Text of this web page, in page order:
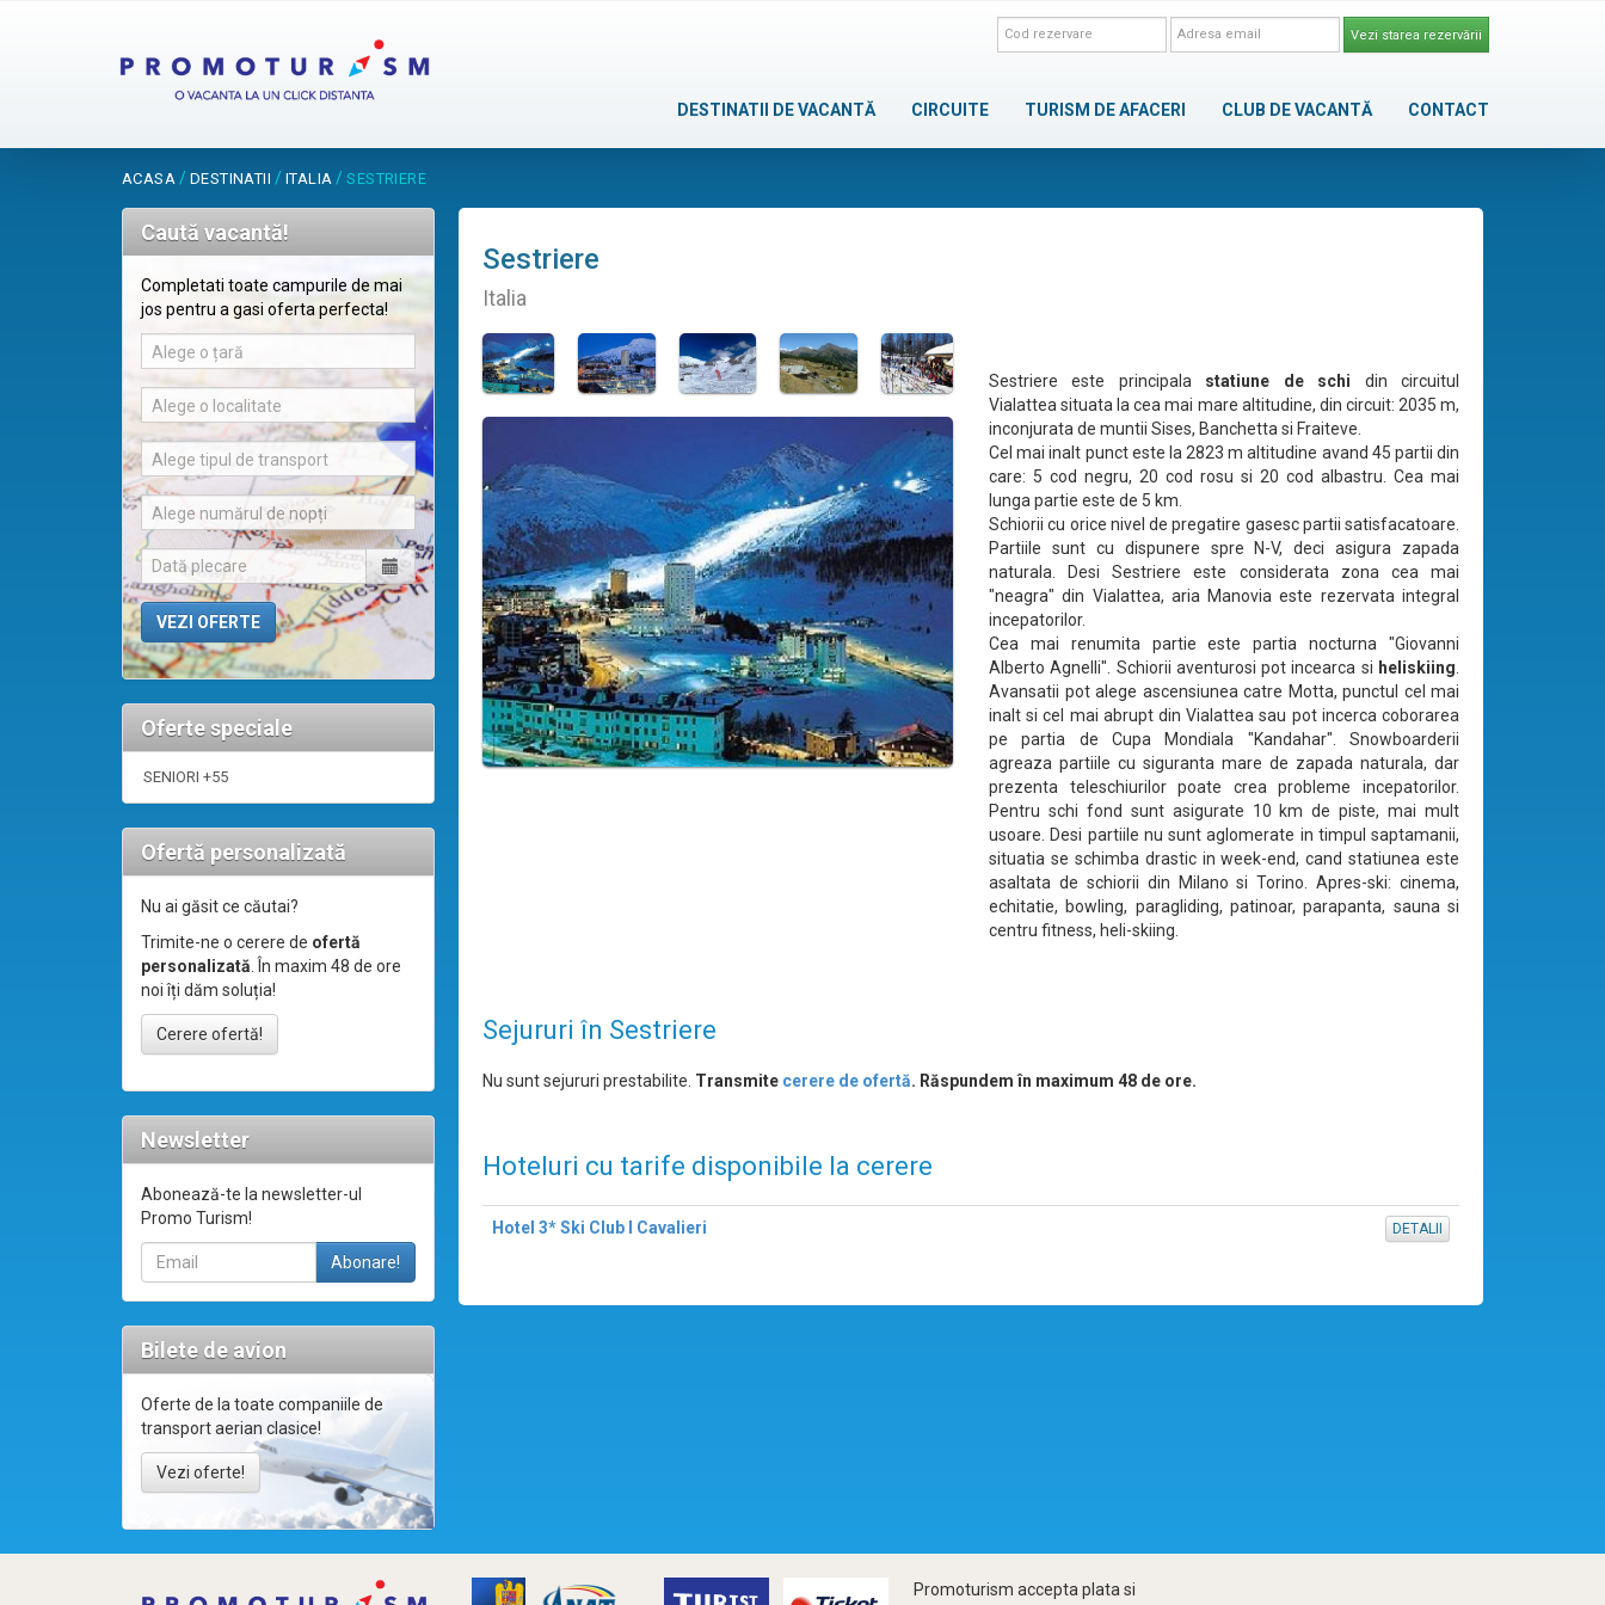
Vezi starea rezervării
DESTINATII DE VACANTĂ CIRCUITE TURISM DE AFACERI CLUB DE VACANTĂ CONTACT
ACASA / DESTINATII / ITALIA /SESTRIERE
Caută vacantă!
Completati toate campurile de mai
jos pentru a gasi oferta perfecta!
Alege o țară
Alege o localitate
Alege tipul de transport
Alege numărul de nopți
Oferte speciale
SENIORI +55
Ofertă personalizată
Nu ai găsit ce căutai?
Trimite-ne o cerere de ofertă
personalizată. În maxim 48 de ore
noi îți dăm soluția!
Cerere ofertă!
Newsletter
Abonează-te la newsletter-ul
Promo Turism!
Bilete de avion
Oferte de la toate companiile de
transport aerian clasice!
Vezi oferte!
Sestriere
Italia
Sestriere este principala statiune de schi din circuitul
Vialattea situata la cea mai mare altitudine, din circuit: 2035 m,
inconjurata de muntii Sises, Banchetta si Fraiteve.
Cel mai inalt punct este la 2823 m altitudine avand 45 partii din
care: 5 cod negru, 20 cod rosu si 20 cod albastru. Cea mai
lunga partie este de 5 km.
Schiorii cu orice nivel de pregatire gasesc partii satisfacatoare.
Partiile sunt cu dispunere spre N-V, deci asigura zapada
naturala. Desi Sestriere este considerata zona cea mai
"neagra" din Vialattea, aria Manovia este rezervata integral
incepatorilor.
Cea mai renumita partie este partia nocturna "Giovanni
Alberto Agnelli". Schiorii aventurosi pot incearca si heliskiing.
Avansatii pot alege ascensiunea catre Motta, punctul cel mai
inalt si cel mai abrupt din Vialattea sau pot incerca coborarea
pe partia de Cupa Mondiala "Kandahar". Snowboarderii
agreaza partiile cu siguranta mare de zapada naturala, dar
prezenta teleschiurilor poate crea probleme incepatorilor.
Pentru schi fond sunt asigurate 10 km de piste, mai mult
usoare. Desi partiile nu sunt aglomerate in timpul saptamanii,
situatia se schimba drastic in week-end, cand statiunea este
asaltata de schiorii din Milano si Torino. Apres-ski: cinema,
echitatie, bowling, paragliding, patinoar, parapanta, sauna si
centru fitness, heli-skiing.
Sejururi în Sestriere
Nu sunt sejururi prestabilite. Transmite cerere de ofertă. Răspundem în maximum 48 de ore.
Hoteluri cu tarife disponibile la cerere
Hotel 3* Ski Club I Cavalieri DETALII
Promoturism accepta plata si